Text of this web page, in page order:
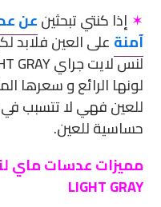
✶ إذا كنتي تبحثينعن
آمنة على العين
لونها الرائع و سعرها
للعين فهي لا تتسبب في
حساسية للعين.
LIGHT GRAY